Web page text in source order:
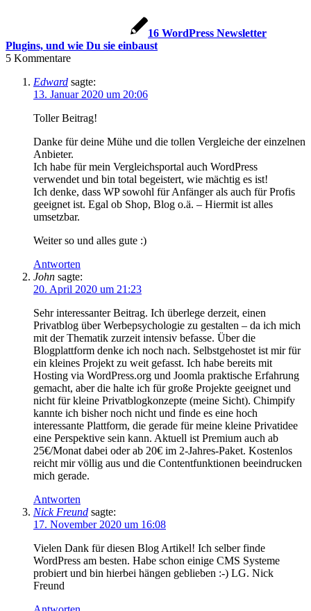
16 WordPress Newsletter
Plugins, und wie Du sie einbaust
5 Kommentare
Edward sagte:
13. Januar 2020 um 20:06
Toller Beitrag!
Danke für deine Mühe und die tollen Vergleiche der einzelnen
Anbieter.
Ich habe für mein Vergleichsportal auch WordPress
verwendet und bin total begeistert, wie mächtig es ist!
Ich denke, dass WP sowohl für Anfänger als auch für Profis
geeignet ist. Egal ob Shop, Blog o.ä. – Hiermit ist alles
umsetzbar.
Weiter so und alles gute :)
Antworten
John sagte:
20. April 2020 um 21:23
Sehr interessanter Beitrag. Ich überlege derzeit, einen
Privatblog über Werbepsychologie zu gestalten – da ich mich
mit der Thematik zurzeit intensiv befasse. Über die
Blogplattform denke ich noch nach. Selbstgehostet ist mir für
ein kleines Projekt zu weit gefasst. Ich habe bereits mit
Hosting via WordPress.org und Joomla praktische Erfahrung
gemacht, aber die halte ich für große Projekte geeignet und
nicht für kleine Privatblogkonzepte (meine Sicht). Chimpify
kannte ich bisher noch nicht und finde es eine hoch
interessante Plattform, die gerade für meine kleine Privatidee
eine Perspektive sein kann. Aktuell ist Premium auch ab
25€/Monat dabei oder ab 20€ im 2-Jahres-Paket. Kostenlos
reicht mir völlig aus und die Contentfunktionen beeindrucken
mich gerade.
Antworten
Nick Freund sagte:
17. November 2020 um 16:08
Vielen Dank für diesen Blog Artikel! Ich selber finde
WordPress am besten. Habe schon einige CMS Systeme
probiert und bin hierbei hängen geblieben :-) LG. Nick
Freund